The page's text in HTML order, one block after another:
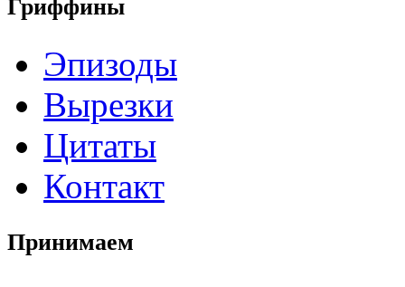
Гриффины
Эпизоды
Вырезки
Цитаты
Контакт
Принимаем